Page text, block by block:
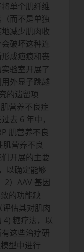
单个肌纤维
而不是单独
减少肌肉收
破坏这种连
成疤痕和丧
验室开展了
外显子跳越
的遗留项
营养不良症
去 6 年中，
肌营养不良
营养不良
开展的主要
以确定能够
2）AAV 基因
的功能缺
估其对肌肉
4) 糖疗法，以
这些治疗研
型中进行